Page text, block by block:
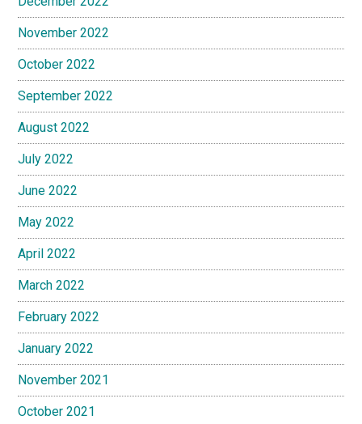
November 2022
October 2022
September 2022
August 2022
July 2022
June 2022
May 2022
April 2022
March 2022
February 2022
January 2022
November 2021
October 2021